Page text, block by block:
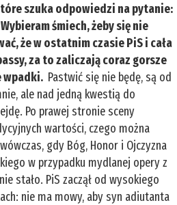
szuka odpowiedzi na pytanie:
śmiech, żeby się nie
że w ostatnim czasie PiS i cała
za to zaliczają coraz gorsze
wpadki. Pastwić się nie będę, są od
ale nad jedną kwestią do
Po prawej stronie sceny
wartości, czego można
gdy Bóg, Honor i Ojczyzna
w przypadku mydlanej opery z
stało. PiS zaczął od wysokiego
nie ma mowy, aby syn adiutanta